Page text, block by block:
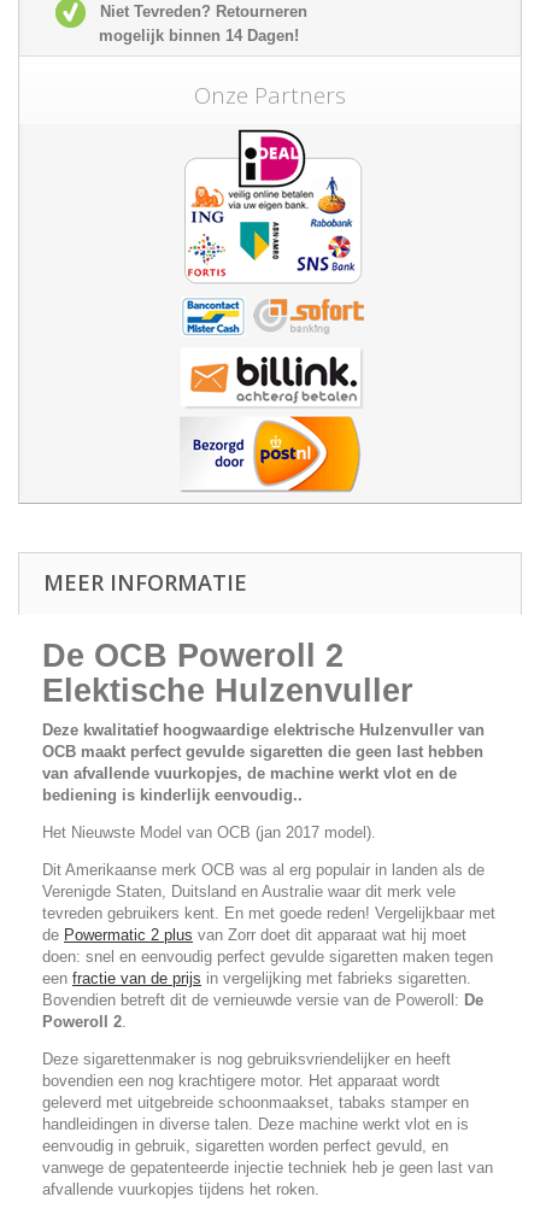
Niet Tevreden? Retourneren
mogelijk binnen 14 Dagen!
Onze Partners
MEER INFORMATIE
De OCB Poweroll 2
Elektische Hulzenvuller
Deze kwalitatief hoogwaardige elektrische Hulzenvuller van
OCB maakt perfect gevulde sigaretten die geen last hebben
van afvallende vuurkopjes, de machine werkt vlot en de
bediening is kinderlijk eenvoudig..
Het Nieuwste Model van OCB (jan 2017 model).
Dit Amerikaanse merk OCB was al erg populair in landen als de
Verenigde Staten, Duitsland en Australie waar dit merk vele
tevreden gebruikers kent. En met goede reden! Vergelijkbaar met
de Powermatic 2 plus van Zorr doet dit apparaat wat hij moet
doen: snel en eenvoudig perfect gevulde sigaretten maken tegen
een fractie van de prijs in vergelijking met fabrieks sigaretten.
Bovendien betreft dit de vernieuwde versie van de Poweroll: De
Poweroll 2
Deze sigarettenmaker is nog gebruiksvriendelijker en heeft
bovendien een nog krachtigere motor. Het apparaat wordt
geleverd met uitgebreide schoonmaakset, tabaks stamper en
handleidingen in diverse talen. Deze machine werkt vlot en is
eenvoudig in gebruik, sigaretten worden perfect gevuld, en
vanwege de gepatenteerde injectie techniek heb je geen last van
afvallende vuurkopjes tijdens het roken.